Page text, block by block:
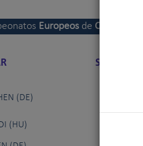
Europeos de Carrera
SITIO
(DE)
(HU)